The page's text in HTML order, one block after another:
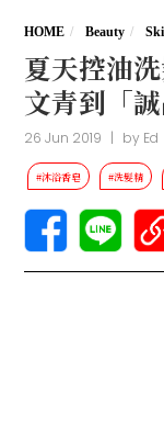
HOME Beauty
夏天控油
文青到「
26 Jun 2019 | by Ed
#沐浴香皂 #洗髮精